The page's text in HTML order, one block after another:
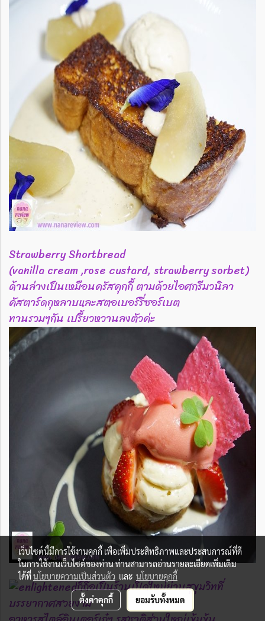
Strawberry Shortbread
(vanilla cream ,rose custard, strawberry sorbet)
ด้านล่างเป็นเหมือนครัสคุกกี้ ตามด้วยไอศกรีมวนิลา
คัสตาร์ดกุหลาบและสตอเบอร์รี่ซอร์เบต
ทานรวมๆกัน เปรี้ยวหวานลงตัวค่ะ
ก็ถือเป็นร้านเปิดใหม่ย่านสุขุมวิทที่
บรรยากาศสวยงาม
เว็บไซต์นี้มีการใช้งานคุกกี้ เพื่อเพิ่มประสิทธิภาพและประสบการณ์ที่ดี
ในการใช้งานเว็บไซต์ของท่าน ท่านสามารถอ่านรายละเอียดเพิ่มเติม
ได้ที่นโยบายความเป็นส่วนตัว และ นโยบายคุกกี้
ตั้งค่าคุกกี้ ยอมรับทั้งหมด